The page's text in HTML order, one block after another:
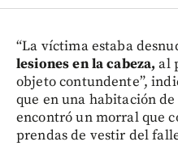
“La víctima estaba
lesiones en la cabeza, al
objeto contundente”,
que en una habitación
encontró un morral que
prendas de vestir del